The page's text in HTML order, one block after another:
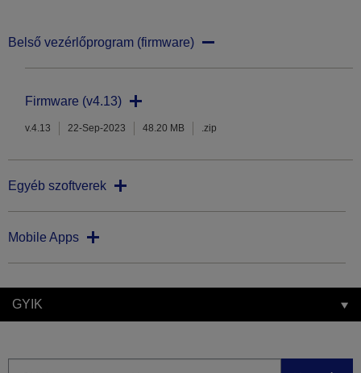
Belső vezérlőprogram (firmware)
Firmware (v4.13)
v.4.13 22-Sep-2023 48.20 MB .zip
Egyéb szoftverek
Mobile Apps
GYIK